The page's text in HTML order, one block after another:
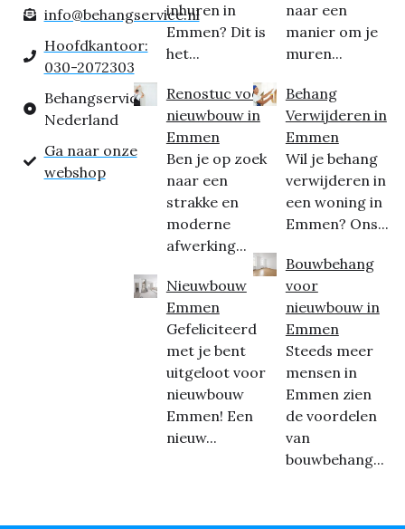
info@behangservice.nl
Hoofdkantoor:
030-2072303
Behangservice
Nederland
Ga naar onze
webshop
inhuren in
Emmen? Dit is
het...
Renostuc voor
nieuwbouw in
Emmen
Ben je op zoek
naar een
strakke en
moderne
afwerking...
Nieuwbouw
Emmen
Gefeliciteerd
met je bent
uitgeloot voor
nieuwbouw
Emmen! Een
nieuw...
naar een
manier om je
muren...
Behang
Verwijderen in
Emmen
Wil je behang
verwijderen in
een woning in
Emmen? Ons...
Bouwbehang
voor
nieuwbouw in
Emmen
Steeds meer
mensen in
Emmen zien
de voordelen
van
bouwbehang...